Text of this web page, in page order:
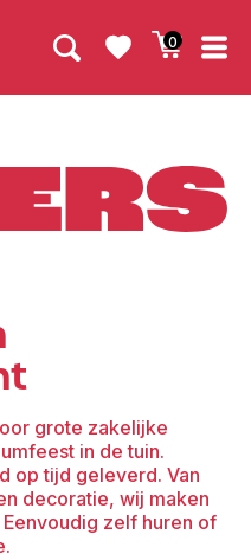
0
grote zakelijke
in de tuin.
op tijd geleverd. Van
decoratie, wij maken
zelf huren of